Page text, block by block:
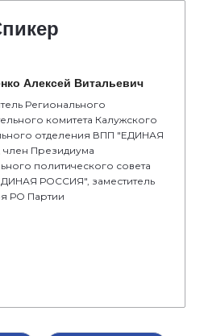
Алексей Витальевич
Регионального
комитета Калужского
отделения ВПП "ЕДИНАЯ
Президиума
политического совета
РОССИЯ", заместитель
РО Партии